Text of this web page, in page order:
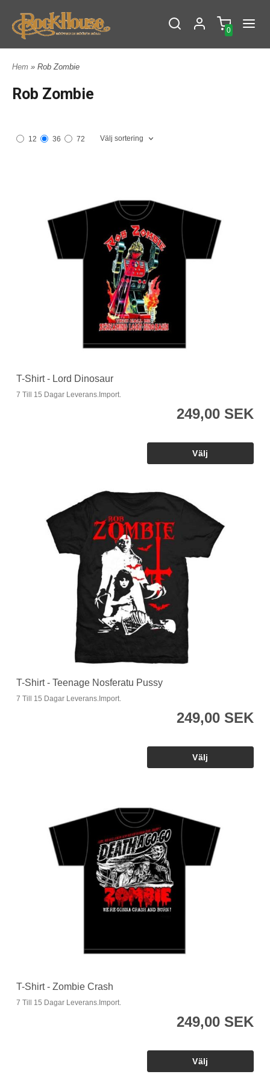
0
Hem » Rob Zombie
Rob Zombie
12 36 72 Välj sortering
T-Shirt - Lord Dinosaur
7 Till 15 Dagar Leverans.Import.
249,00 SEK
T-Shirt - Teenage Nosferatu Pussy
7 Till 15 Dagar Leverans.Import.
249,00 SEK
T-Shirt - Zombie Crash
7 Till 15 Dagar Leverans.Import.
249,00 SEK